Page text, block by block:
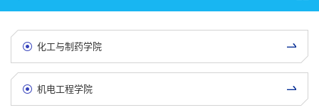
化工与制药学院
机电工程学院